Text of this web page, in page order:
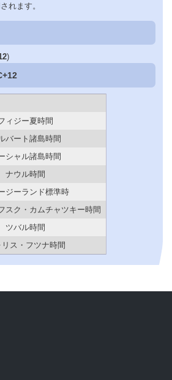
れます。
)
ィジー夏時間
バート諸島時間
シャル諸島時間
ナウル時間
ジーランド標準時
スク・カムチャツキー時間
ツバル時間
リス・フツナ時間